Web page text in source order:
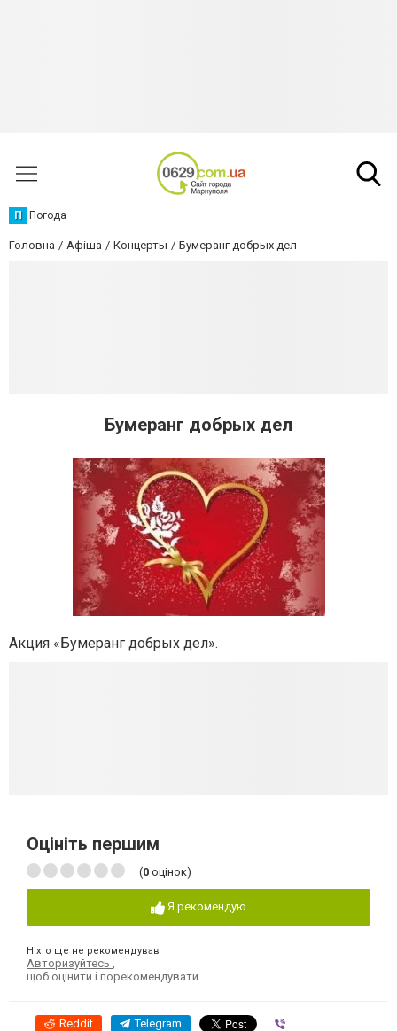
П Погода
Головна Афіша Концерты Бумеранг добрых дел
Бумеранг добрых дел
Акция «Бумеранг добрых дел».
Оцініть першим
(0 оцінок)
Я рекомендую
Ніхто ще не рекомендував
Авторизуйтесь
щоб оцінити і порекомендувати
Reddit Telegram